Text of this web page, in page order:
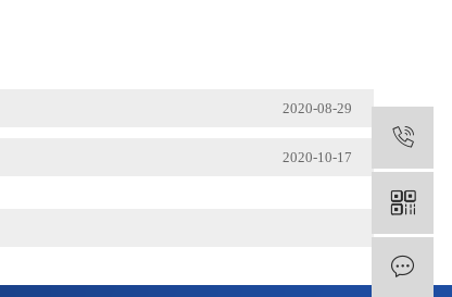
2020-08-29
2020-10-17